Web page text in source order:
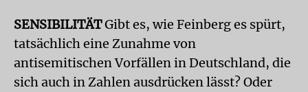
SENSIBILITÄTGibt es, wie Feinberg es spürt,
tatsächlich eine Zunahme von
antisemitischen Vorfällen in Deutschland, die
sich auch in Zahlen ausdrücken lässt? Oder